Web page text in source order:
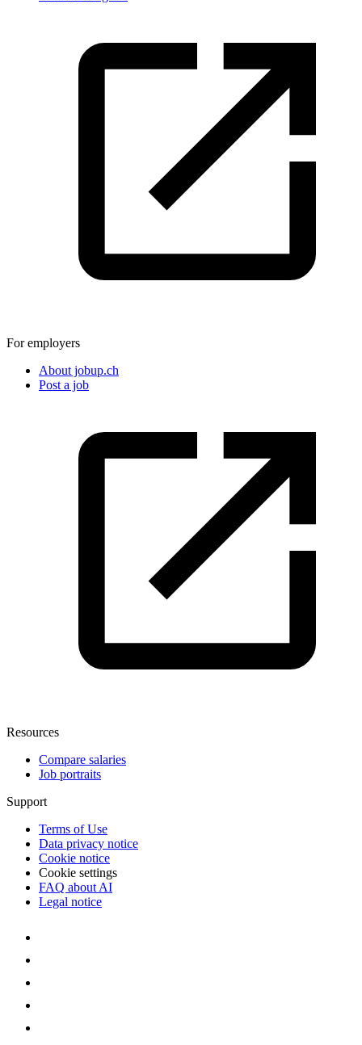
For employers
About jobup.ch
Post a job
Resources
Compare salaries
Job portraits
Support
Terms of Use
Data privacy notice
Cookie notice
Cookie settings
FAQ about AI
Legal notice